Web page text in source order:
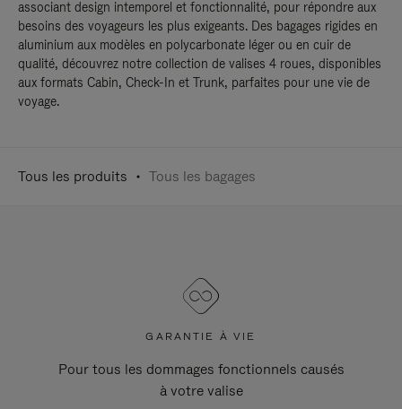
associant design intemporel et fonctionnalité, pour répondre aux
besoins des voyageurs les plus exigeants. Des bagages rigides en
aluminium aux modèles en polycarbonate léger ou en cuir de
qualité, découvrez notre collection de valises 4 roues, disponibles
aux formats Cabin, Check-In et Trunk, parfaites pour une vie de
voyage.
Tous les produits Tous les bagages
GARANTIE À VIE
Pour tous les dommages fonctionnels causés
à votre valise